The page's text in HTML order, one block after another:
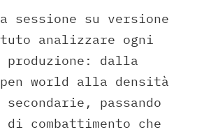
sessione su versione
analizzare ogni
dalla
world alla densità
passando
combattimento che